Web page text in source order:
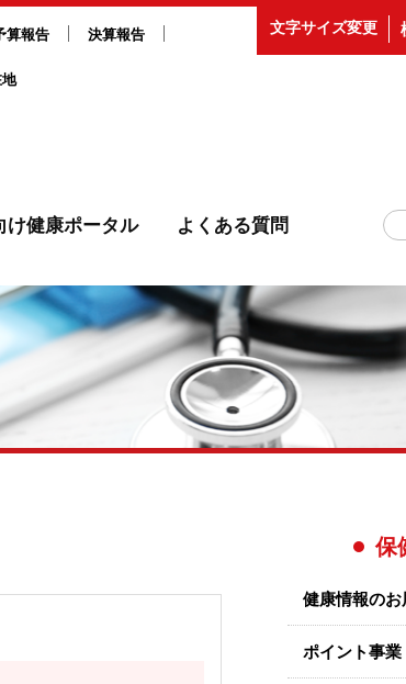
算報告 決算報告 文字サイズ変更
け健康ポータル よくある質問
保
健康情報のお
ポイント事業